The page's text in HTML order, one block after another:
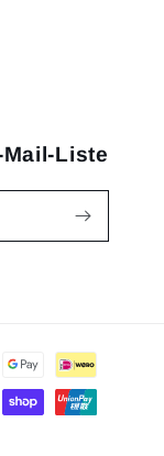
Liste